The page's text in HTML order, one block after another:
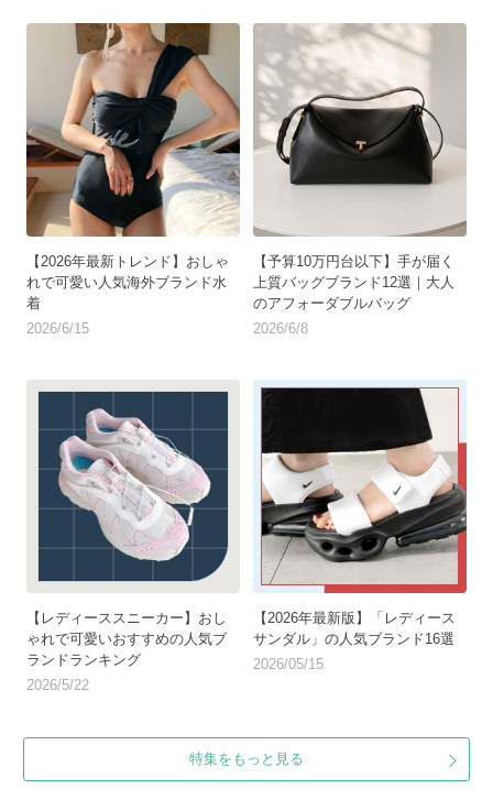
【2026年最新トレンド】おしゃ
れで可愛い人気海外ブランド水
着
2026/6/15
【予算10万円台以下】手が届く
上質バッグブランド12選｜大人
のアフォーダブルバッグ
2026/6/8
【レディーススニーカー】おし
ゃれで可愛いおすすめの人気ブ
ランドランキング
2026/5/22
【2026年最新版】「レディース
サンダル」の人気ブランド16選
2026/05/15
特集をもっと見る